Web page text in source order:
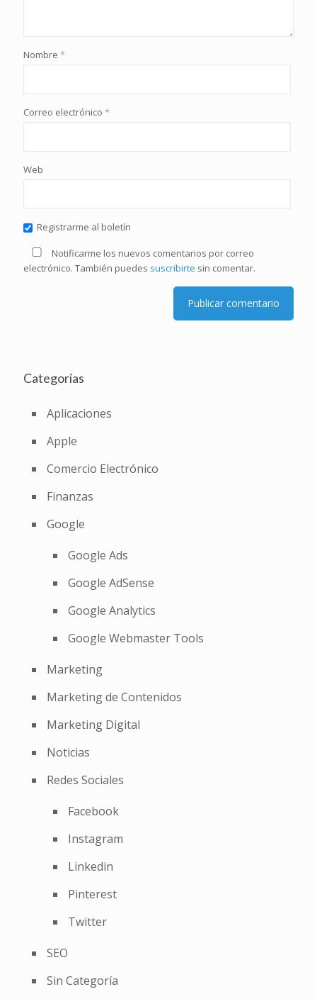
Nombre *
Correo electrónico *
Web
Registrarme al boletín
Notificarme los nuevos comentarios por correo
electrónico. También puedes suscribirte sin comentar.
Categorías
Aplicaciones
Apple
Comercio Electrónico
Finanzas
Google
Google Ads
Google AdSense
Google Analytics
Google Webmaster Tools
Marketing
Marketing de Contenidos
Marketing Digital
Noticias
Redes Sociales
Facebook
Instagram
Linkedin
Pinterest
Twitter
SEO
Sin Categoría